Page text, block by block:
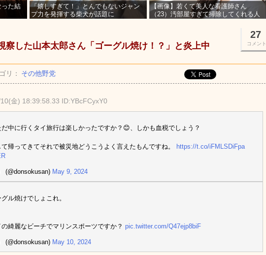
った結
「嬉しすぎて！」とんでもないジャン
プ力を発揮する柴犬が話題に
【画像】若くて美人な看護師さん
（23）汚部屋すぎて掃除してくれる人
27
コメント
察した山本太郎さん「ゴーグル焼け！？」と炎上中
リ： その他野党
金) 18:39:58.33 ID:YBcFCyxY0
中に行くタイ旅行は楽しかったですか？😊、しかも血税でしょう？
帰ってきてそれで被災地どうこうよく言えたもんですね。 https://t.co/iFMLSDiFpa
(@donsokusan) May 9, 2024
ル焼けでしょこれ。
綺麗なビーチでマリンスポーツですか？ pic.twitter.com/Q47ejp8biF
(@donsokusan) May 10, 2024